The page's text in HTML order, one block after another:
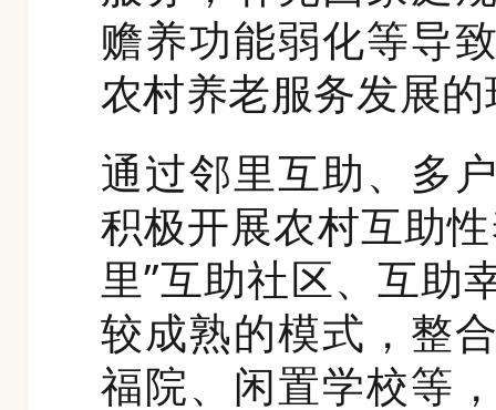
赡养功能弱化等导
农村养老服务发展
通过邻里互助、多
积极开展农村互助
里”互助社区、互助
较成熟的模式，整
福院、闲置学校等